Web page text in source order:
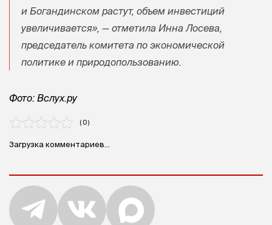
и Богандинском растут, объем инвестиций
увеличивается», — отметила Инна Лосева,
председатель комитета по экономической
политике и природопользованию.
Фото: Вслух.ру
( 0 )
Загрузка комментариев...